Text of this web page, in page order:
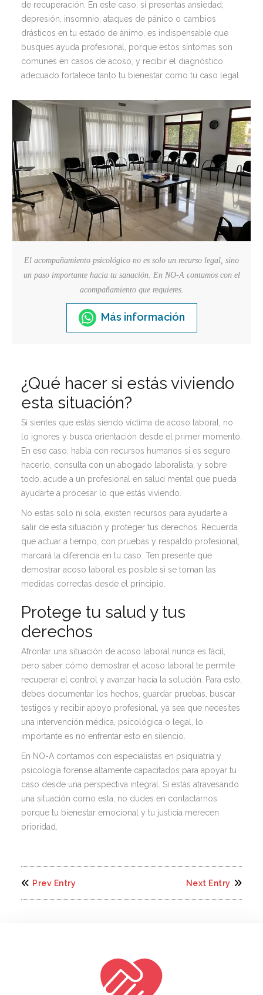
de recuperación. En este caso, si presentas ansiedad,
depresión, insomnio, ataques de pánico o cambios
drásticos en tu estado de ánimo, es indispensable que
busques ayuda profesional, porque estos síntomas son
comunes en casos de acoso, y recibir el diagnóstico
adecuado fortalece tanto tu bienestar como tu caso legal.
El acompañamiento psicológico no es solo un recurso legal, sino
un paso importante hacia tu sanación. En NO-A contamos con el
acompañamiento que requieres.
Más información
¿Qué hacer si estás viviendo
esta situación?
Si sientes que estás siendo víctima de acoso laboral, no
lo ignores y busca orientación desde el primer momento.
En ese caso, habla con recursos humanos si es seguro
hacerlo, consulta con un abogado laboralista, y sobre
todo, acude a un profesional en salud mental que pueda
ayudarte a procesar lo que estás viviendo.
No estás solo ni sola, existen recursos para ayudarte a
salir de esta situación y proteger tus derechos. Recuerda
que actuar a tiempo, con pruebas y respaldo profesional,
marcará la diferencia en tu caso. Ten presente que
demostrar acoso laboral es posible si se toman las
medidas correctas desde el principio.
Protege tu salud y tus
derechos
Afrontar una situación de acoso laboral nunca es fácil,
pero saber cómo demostrar el acoso laboral te permite
recuperar el control y avanzar hacia la solución. Para esto,
debes documentar los hechos, guardar pruebas, buscar
testigos y recibir apoyo profesional, ya sea que necesites
una intervención médica, psicológica o legal, lo
importante es no enfrentar esto en silencio.
En NO-A contamos con especialistas en psiquiatría y
psicología forense altamente capacitados para apoyar tu
caso desde una perspectiva integral. Si estás atravesando
una situación como esta, no dudes en contactarnos
porque tu bienestar emocional y tu justicia merecen
prioridad.
Prev Entry Next Entry